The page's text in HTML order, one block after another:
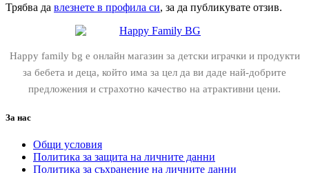
Трябва да влезнете в профила си, за да публикувате отзив.
Happy family bg е онлайн магазин за детски играчки и продукти
за бебета и деца, който има за цел да ви даде най-добрите
предложения и страхотно качество на атрактивни цени.
За нас
Общи условия
Политика за защита на личните данни
Политика за съхранение на личните данни